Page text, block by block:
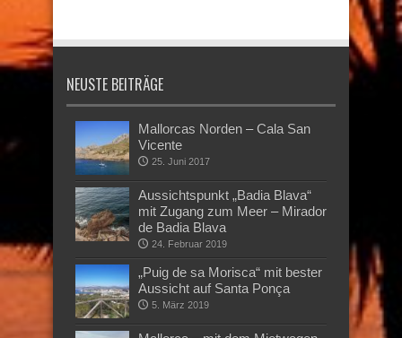
NEUSTE BEITRÄGE
Mallorcas Norden – Cala San
Vicente
25. Juni 2017
Aussichtspunkt „Badia Blava“
mit Zugang zum Meer – Mirador
de Badia Blava
24. Februar 2019
„Puig de sa Morisca“ mit bester
Aussicht auf Santa Ponça
5. März 2019